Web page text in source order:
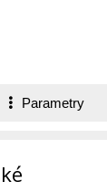
Parametry